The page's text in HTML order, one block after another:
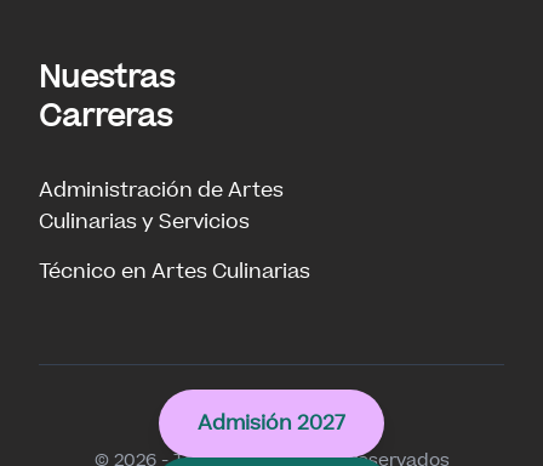
Nuestras
Carreras
Administración de Artes
Culinarias y Servicios
Técnico en Artes Culinarias
Culinary
© 2026 - Todos los derechos reservados
Admisión 2027